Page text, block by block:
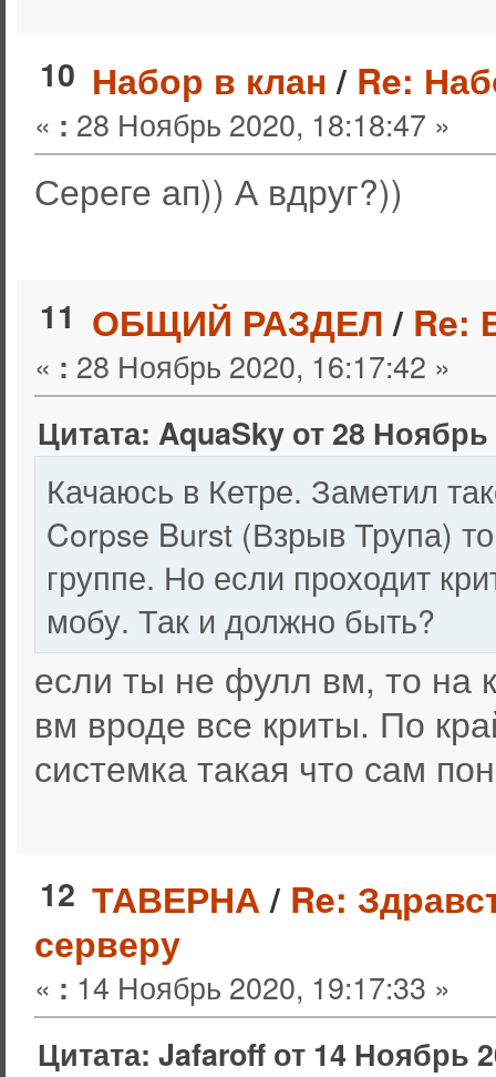
10 Набор в клан/ Re:
« : 28 Ноябрь 2020, 18:18:47 »
Сереге ап)) А вдруг?))
11 ОБЩИЙ РАЗДЕЛ/ Re:
« : 28 Ноябрь 2020, 16:17:42 »
Цитата: AquaSky от 28 Ноябрь
Качаюсь в Кетре. Заметил
Corpse Burst (Взрыв Трупа)
группе. Но если проходит
мобу. Так и должно быть?
если ты не фулл вм, то на
вм вроде все криты. По
системка такая что сам
12 ТАВЕРНА/ Re:
серверу
« : 14 Ноябрь 2020, 19:17:33 »
Цитата: Jafaroff от 14 Ноябрь